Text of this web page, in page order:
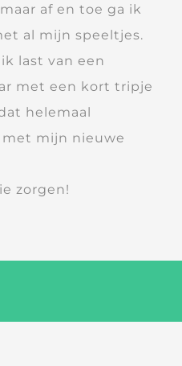
af en toe ga ik
al mijn speeltjes.
last van een
met een kort tripje
helemaal
mijn nieuwe
zorgen!